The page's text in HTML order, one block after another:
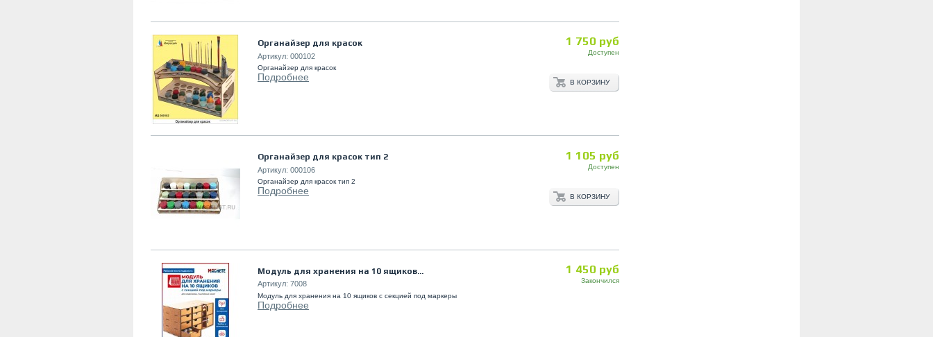
Органайзер для красок
Артикул: 000102
Органайзер для красок
Подробнее
1 750 руб
Доступен
В КОРЗИНУ
Органайзер для красок тип 2
Артикул: 000106
Органайзер для красок тип 2
Подробнее
1 105 руб
Доступен
В КОРЗИНУ
Модуль для хранения на 10 ящиков...
Артикул: 7008
Модуль для хранения на 10 ящиков с секцией под маркеры
Подробнее
1 450 руб
Закончился